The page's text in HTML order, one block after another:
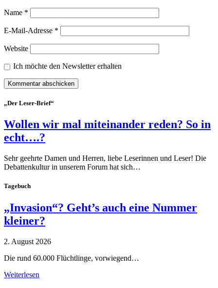
Name *
E-Mail-Adresse *
Website
Ich möchte den Newsletter erhalten
„Der Leser-Brief“
Wollen wir mal miteinander reden? So in
echt….?
Sehr geehrte Damen und Herren, liebe Leserinnen und Leser! Die
Debattenkultur in unserem Forum hat sich…
Tagebuch
„Invasion“? Geht’s auch eine Nummer
kleiner?
2. August 2026
Die rund 60.000 Flüchtlinge, vorwiegend…
Weiterlesen